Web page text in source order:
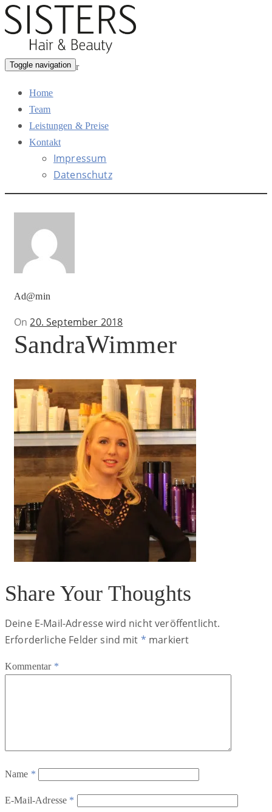
Toggle navigation
Home
Team
Leistungen & Preise
Kontakt
Impressum
Datenschutz
Ad@min
OnPosted
20. September 2018
SandraWimmer
Share Your Thoughts
Deine E-Mail-Adresse wird nicht veröffentlicht.
Erforderliche Felder sind mit * markiert
Kommentar *
Name *
E-Mail-Adresse *